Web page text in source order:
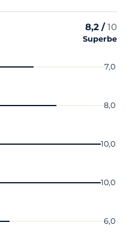
8,2 /10
Superbe
7,0
8,0
10,0
10,0
6,0